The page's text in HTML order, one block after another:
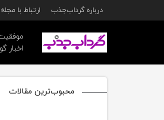
درباره گرداب‌جذب ارتباط با
اخبار
محبوب‌ترین مقالات